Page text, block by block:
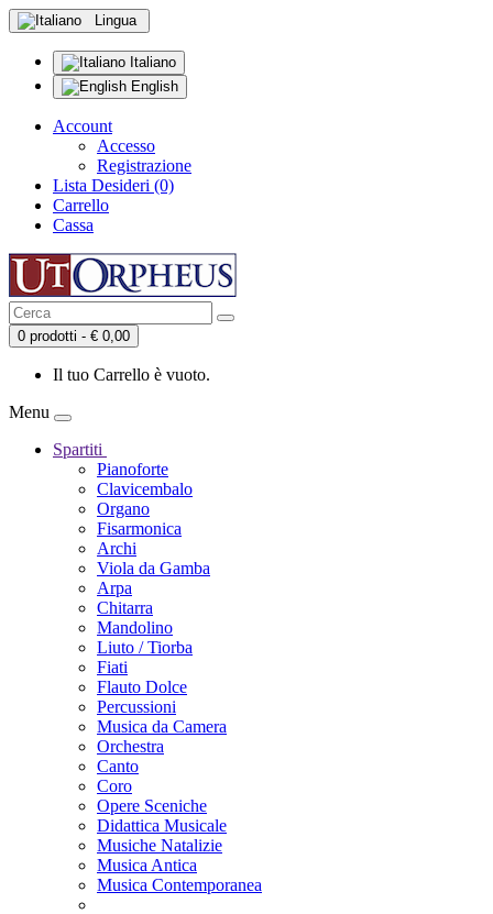
Lingua
Italiano
English
Account
Accesso
Registrazione
Lista Desideri (0)
Carrello
Cassa
0 prodotti - € 0,00
Il tuo Carrello è vuoto.
Menu
Spartiti
Pianoforte
Clavicembalo
Organo
Fisarmonica
Archi
Viola da Gamba
Arpa
Chitarra
Mandolino
Liuto / Tiorba
Fiati
Flauto Dolce
Percussioni
Musica da Camera
Orchestra
Canto
Coro
Opere Sceniche
Didattica Musicale
Musiche Natalizie
Musica Antica
Musica Contemporanea